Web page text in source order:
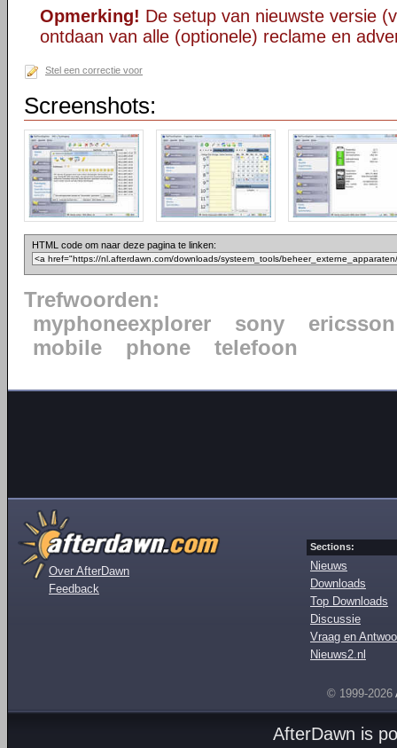
Opmerking! De setup van nieuwste versie
ontdaan van alle (optionele) reclame en
Stel een correctie voor
Screenshots:
HTML code om naar deze pagina te linken:
Trefwoorden:
myphoneexplorer
sony
ericsson
mobile
phone telefoon
Over AfterDawn
Feedback
Sections:
Nieuws
Downloads
Top Downloads
Discussie
Vraag en
Nieuws2.nl
© 1999-2026
AfterDawn is